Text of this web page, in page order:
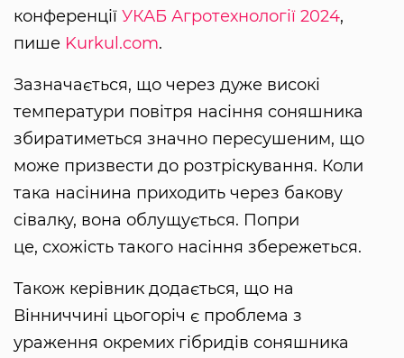
конференції УКАБ Агротехнології 2024,
пише Kurkul.com.
Зазначається, що через дуже високі
температури повітря насіння соняшника
збиратиметься значно пересушеним, що
може призвести до розтріскування. Коли
така насінина приходить через бакову
сівалку, вона облущується. Попри
це, схожість такого насіння збережеться.
Також керівник додається, що на
Вінниччині цьогоріч є проблема з
ураження окремих гібридів соняшника